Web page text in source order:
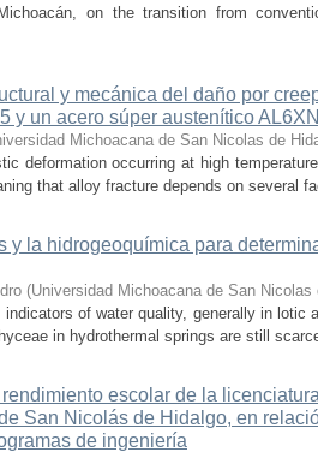
on the transition from
y mecánica del daño por
y un acero súper austenítico
Michoacana de San Nicolas de
deformation occurring at high
that alloy fracture depends on several
y la hidrogeoquímica para
(Universidad Michoacana de San Nicolas
indicators of water quality, generally in
in hydrothermal springs are still
escolar de la
San Nicolás de Hidalgo, en
de ingeniería